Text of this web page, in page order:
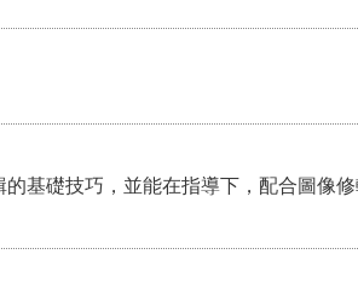
的基礎技巧，並能在指導下，配合圖像